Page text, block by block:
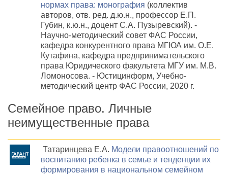
нормах права: монография (коллектив
авторов, отв. ред. д.ю.н., профессор Е.П.
Губин, к.ю.н., доцент С.А. Пузыревский). -
Научно-методический совет ФАС России,
кафедра конкурентного права МГЮА им. О.Е.
Кутафина, кафедра предпринимательского
права Юридического факультета МГУ им. М.В.
Ломоносова. - Юстицинформ, Учебно-
методический центр ФАС России, 2020 г.
Семейное право. Личные
неимущественные права
Татаринцева Е.А. Модели правоотношений по
воспитанию ребенка в семье и тенденции их
формирования в национальном семейном